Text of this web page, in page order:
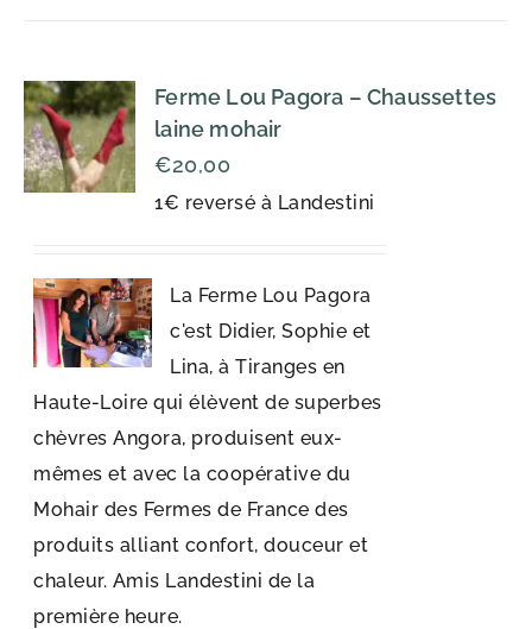
Ferme Lou Pagora – Chaussettes
laine mohair
1€ reversé à Landestini
€20,00
La Ferme Lou Pagora
c'est Didier, Sophie et
Lina, à Tiranges en
Haute-Loire qui élèvent de superbes
chèvres Angora, produisent eux-
mêmes et avec la coopérative du
Mohair des Fermes de France des
produits alliant confort, douceur et
chaleur. Amis Landestini de la
première heure.